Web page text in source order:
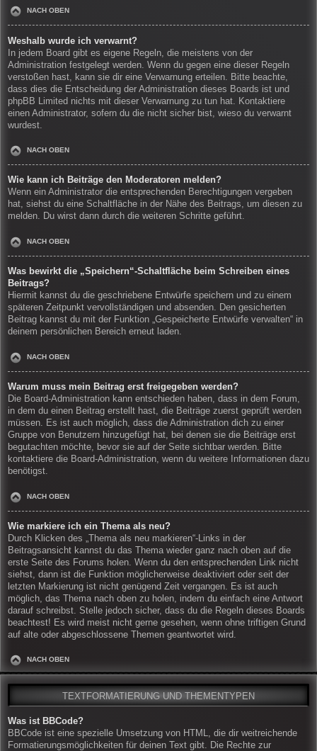
NACH OBEN
Weshalb wurde ich verwarnt?
In jedem Board gibt es eigene Regeln, die meistens von der
Administration festgelegt werden. Wenn du gegen eine dieser Regeln
verstoßen hast, kann sie dir eine Verwarnung erteilen. Bitte beachte,
dass dies die Entscheidung der Administration dieses Boards ist und
phpBB Limited nichts mit dieser Verwarnung zu tun hat. Kontaktiere
einen Administrator, sofern du die nicht sicher bist, wieso du verwarnt
wurdest.
NACH OBEN
Wie kann ich Beiträge den Moderatoren melden?
Wenn ein Administrator die entsprechenden Berechtigungen vergeben
hat, siehst du eine Schaltfläche in der Nähe des Beitrags, um diesen zu
melden. Du wirst dann durch die weiteren Schritte geführt.
NACH OBEN
Was bewirkt die „Speichern“-Schaltfläche beim Schreiben eines
Beitrags?
Hiermit kannst du die geschriebene Entwürfe speichern und zu einem
späteren Zeitpunkt vervollständigen und absenden. Den gesicherten
Beitrag kannst du mit der Funktion „Gespeicherte Entwürfe verwalten“ in
deinem persönlichen Bereich erneut laden.
NACH OBEN
Warum muss mein Beitrag erst freigegeben werden?
Die Board-Administration kann entschieden haben, dass in dem Forum,
in dem du einen Beitrag erstellt hast, die Beiträge zuerst geprüft werden
müssen. Es ist auch möglich, dass die Administration dich zu einer
Gruppe von Benutzern hinzugefügt hat, bei denen sie die Beiträge erst
begutachten möchte, bevor sie auf der Seite sichtbar werden. Bitte
kontaktiere die Board-Administration, wenn du weitere Informationen dazu
benötigst.
NACH OBEN
Wie markiere ich ein Thema als neu?
Durch Klicken des „Thema als neu markieren“-Links in der
Beitragsansicht kannst du das Thema wieder ganz nach oben auf die
erste Seite des Forums holen. Wenn du den entsprechenden Link nicht
siehst, dann ist die Funktion möglicherweise deaktiviert oder seit der
letzten Markierung ist nicht genügend Zeit vergangen. Es ist auch
möglich, das Thema nach oben zu holen, indem du einfach eine Antwort
darauf schreibst. Stelle jedoch sicher, dass du die Regeln dieses Boards
beachtest! Es wird meist nicht gerne gesehen, wenn ohne triftigen Grund
auf alte oder abgeschlossene Themen geantwortet wird.
NACH OBEN
TEXTFORMATIERUNG UND THEMENTYPEN
Was ist BBCode?
BBCode ist eine spezielle Umsetzung von HTML, die dir weitreichende
Formatierungsmöglichkeiten für deinen Text gibt. Die Rechte zur